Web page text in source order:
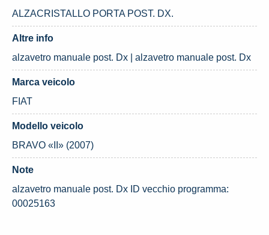
ALZACRISTALLO PORTA POST. DX.
Altre info
alzavetro manuale post. Dx | alzavetro manuale post. Dx
Marca veicolo
FIAT
Modello veicolo
BRAVO «II» (2007)
Note
alzavetro manuale post. Dx ID vecchio programma:
00025163